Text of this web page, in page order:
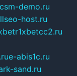
csm-demo.ru
host.ru
e-abis1c.ru
sand.ru